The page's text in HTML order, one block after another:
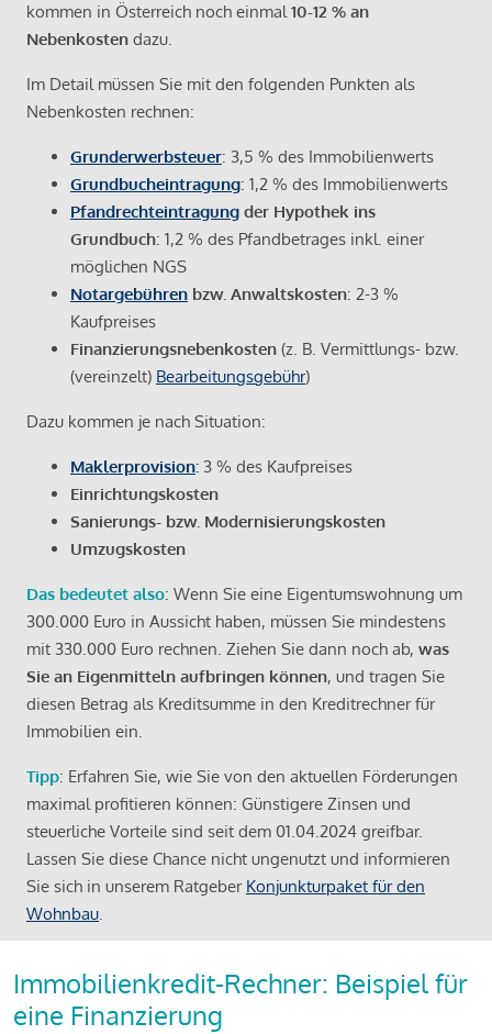
kommen in Österreich noch einmal10-12 % an
Nebenkosten dazu.
Im Detail müssen Sie mit den folgenden Punkten als
Nebenkosten rechnen:
Grunderwerbsteuer: 3,5 % des Immobilienwerts
Grundbucheintragung: 1,2 % des Immobilienwerts
Pfandrechteintragung der Hypothek ins
Grundbuch: 1,2 % des Pfandbetrages inkl. einer
möglichen NGS
Notargebühren bzw. Anwaltskosten: 2-3 %
Kaufpreises
Finanzierungsnebenkosten (z. B. Vermittlungs- bzw.
(vereinzelt) Bearbeitungsgebühr)
Dazu kommen je nach Situation:
Maklerprovision: 3 % des Kaufpreises
Einrichtungskosten
Sanierungs- bzw. Modernisierungskosten
Umzugskosten
Das bedeutet also: Wenn Sie eine Eigentumswohnung um
300.000 Euro in Aussicht haben, müssen Sie mindestens
mit 330.000 Euro rechnen. Ziehen Sie dann noch ab, was
Sie an Eigenmitteln aufbringen können, und tragen Sie
diesen Betrag als Kreditsumme in den Kreditrechner für
Immobilien ein.
Tipp: Erfahren Sie, wie Sie von den aktuellen Förderungen
maximal profitieren können: Günstigere Zinsen und
steuerliche Vorteile sind seit dem 01.04.2024 greifbar.
Lassen Sie diese Chance nicht ungenutzt und informieren
Sie sich in unserem Ratgeber Konjunkturpaket für den
Wohnbau.
Immobilienkredit-Rechner: Beispiel für
eine Finanzierung